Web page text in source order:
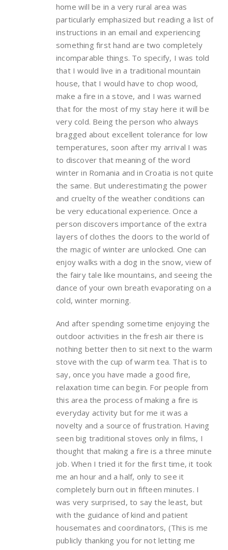
home will be in a very rural area was
particularly emphasized but reading a list of
instructions in an email and experiencing
something first hand are two completely
incomparable things. To specify, I was told
that I would live in a traditional mountain
house, that I would have to chop wood,
make a fire in a stove, and I was warned
that for the most of my stay here it will be
very cold. Being the person who always
bragged about excellent tolerance for low
temperatures, soon after my arrival I was
to discover that meaning of the word
winter in Romania and in Croatia is not quite
the same. But underestimating the power
and cruelty of the weather conditions can
be very educational experience. Once a
person discovers importance of the extra
layers of clothes the doors to the world of
the magic of winter are unlocked. One can
enjoy walks with a dog in the snow, view of
the fairy tale like mountains, and seeing the
dance of your own breath evaporating on a
cold, winter morning.
And after spending sometime enjoying the
outdoor activities in the fresh air there is
nothing better then to sit next to the warm
stove with the cup of warm tea. That is to
say, once you have made a good fire,
relaxation time can begin. For people from
this area the process of making a fire is
everyday activity but for me it was a
novelty and a source of frustration. Having
seen big traditional stoves only in films, I
thought that making a fire is a three minute
job. When I tried it for the first time, it took
me an hour and a half, only to see it
completely burn out in fifteen minutes. I
was very surprised, to say the least, but
with the guidance of kind and patient
housemates and coordinators, (This is me
publicly thanking you for not letting me